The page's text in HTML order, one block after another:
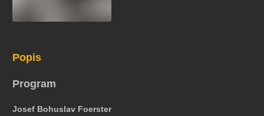
Popis
Program
Josef Bohuslav Foerster